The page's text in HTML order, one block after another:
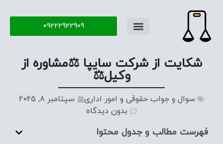
09222922909
شکایت از شرکت سایپا ⚖️مشاوره از
وکیل⚖️
سوال و جواب حقوقی و امور اداری
سپتامبر 8, 2025
بدون دیدگاه
فهرست مطالب و جدول محتوا